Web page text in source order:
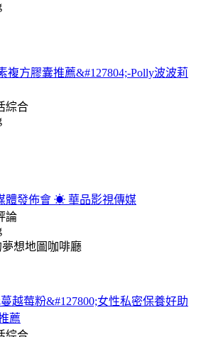
複方膠囊推薦&#127804;-Polly波波莉
綜合
體發佈會 ☀ 華品影視傳媒
論
想地圖咖啡廳
越莓粉&#127800;女性私密保養好助
薦